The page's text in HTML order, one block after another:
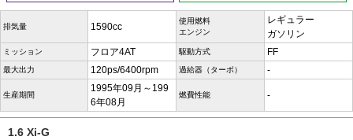
排気量 1590cc
使用燃料
エンジン
レギュラー
ガソリン
ミッション フロア4AT 駆動方式 FF
最大出力 120ps/6400rpm 過給器（ターボ） -
生産期間
1995年09月～199
6年08月
燃費性能 -
1.6 Xi-G